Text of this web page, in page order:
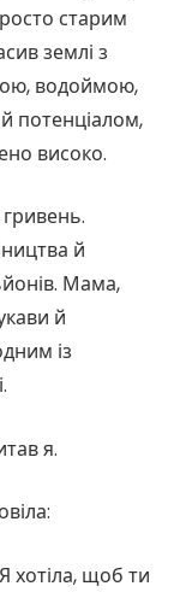
старим
землі з
водоймою,
потенціалом,
високо.
й
Мама,
й
із
я.
хотіла, щоб ти